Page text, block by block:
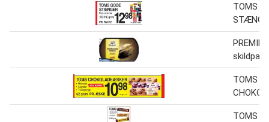
TOMS
TOMS
TOMS